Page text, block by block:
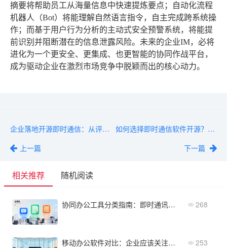
摘要将帮助员工从海量信息中快速提炼要点；自动化流程
机器人（Bot）将能理解自然语言指令，自主完成跨系统操
作；而基于用户行为分析的主动式安全预警系统，将能提
前识别并阻断潜在的信息泄露风险。未来的企业IM，必将
进化为一个更安全、更集成、也更智能的协同作战平台，
成为驱动企业在激烈市场竞争中脱颖而出的核心动力。
企业落地开源即时通信：从评估到上线的4步实操指南
上一篇
如何选择即时通信软件开源？从部署成本到扩展性全维度解析
下一篇
相关推荐 随机阅读
协同办公工具分类指南：即时通讯、文档协作、任务管理全覆盖 268
移动办公软件对比：企业应该关注哪些关键指标 253